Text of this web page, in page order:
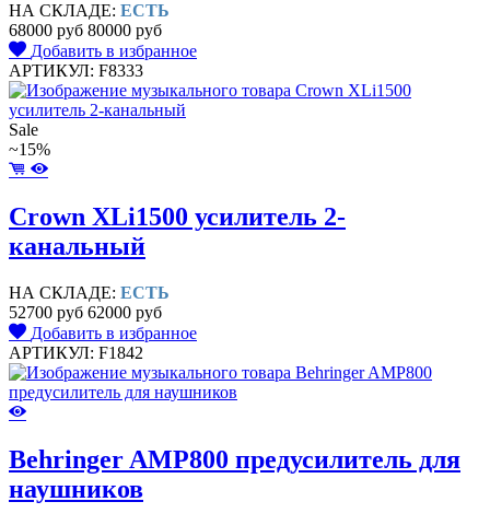
НА СКЛАДЕ: ЕСТЬ
68000 руб 80000 руб
Добавить в избранное
АРТИКУЛ: F8333
Sale
~15%
Crown XLi1500 усилитель 2-
канальный
НА СКЛАДЕ: ЕСТЬ
52700 руб 62000 руб
Добавить в избранное
АРТИКУЛ: F1842
Behringer AMP800 предусилитель для
наушников